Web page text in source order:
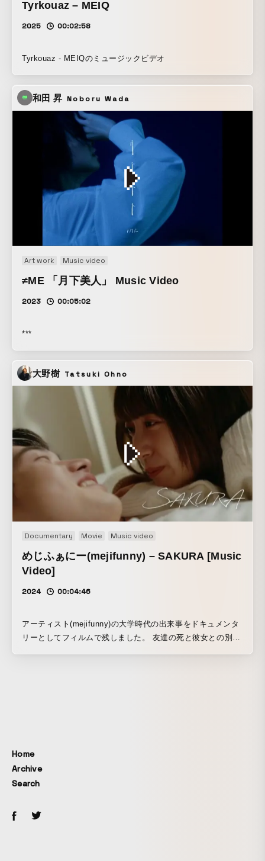
Tyrkouaz – MEIQ
2025 00:02:58
Tyrkouaz - MEIQのミュージックビデオ
和田 昇 Noboru Wada
Art work Music video
≠ME 「月下美人」 Music Video
2023 00:05:02
***
大野樹 Tatsuki Ohno
Documentary Movie Music video
めじふぁにー(mejifunny) – SAKURA [Music
Video]
2024 00:04:46
アーティスト(mejifunny)の大学時代の出来事をドキュメンタ
リーとしてフィルムで残しました。 友達の死と彼女との別
Home
Archive
Search